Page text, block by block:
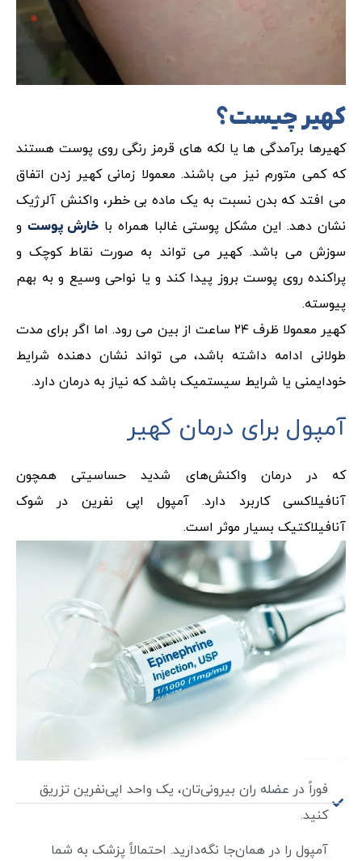
کهیر چیست؟
کهیرها برآمدگی ها یا لکه های قرمز رنگی روی پوست هستند
که کمی متورم نیز می باشند. معمولا زمانی کهیر زدن اتفاق
می افتد که بدن نسبت به یک ماده بی خطر، واکنش آلرژیک
نشان دهد. این مشکل پوستی غالبا همراه با خارش پوست و
سوزش می باشد. کهیر می تواند به صورت نقاط کوچک و
پراکنده روی پوست بروز پیدا کند و یا نواحی وسیع و به بهم
پیوسته.
کهیر معمولا ظرف ۲۴ ساعت از بین می رود. اما اگر برای مدت
طولانی ادامه داشته باشد، می تواند نشان دهنده شرایط
خودایمنی یا شرایط سیستمیک باشد که نیاز به درمان دارد.
آمپول برای درمان کهیر
که در درمان واکنش‌های شدید حساسیتی همچون
آنافیلاکسی کاربرد دارد. آمپول اپی نفرین در شوک
آنافیلاکتیک بسیار موثر است.
فوراً در عضله ران بیرونی‌تان، یک واحد اپی‌نفرین تزریق
کنید.
آمپول را در همان‌جا نگه‌دارید. احتمالاً پزشک به شما